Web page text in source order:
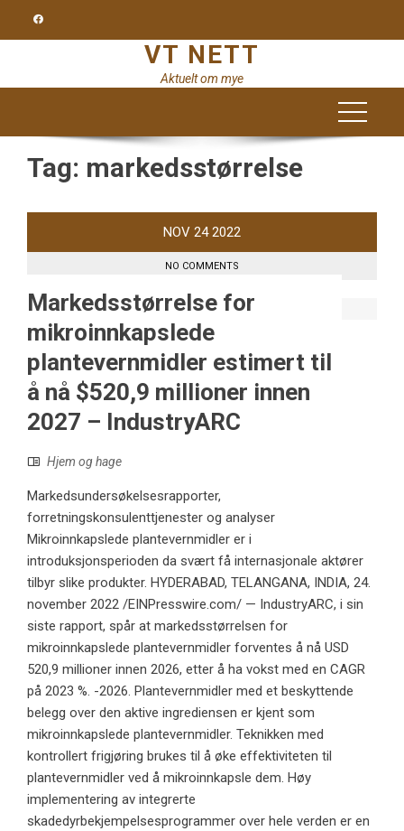
VT NETT
Aktuelt om mye
Tag: markedsstørrelse
NOV 24 2022
NO COMMENTS
Markedsstørrelse for
mikroinnkapslede
plantevernmidler estimert til
å nå $520,9 millioner innen
2027 – IndustryARC
Hjem og hage
Markedsundersøkelsesrapporter,
forretningskonsulenttjenester og analyser
Mikroinnkapslede plantevernmidler er i
introduksjonsperioden da svært få internasjonale aktører
tilbyr slike produkter. HYDERABAD, TELANGANA, INDIA, 24.
november 2022 /EINPresswire.com/ — IndustryARC, i sin
siste rapport, spår at markedsstørrelsen for
mikroinnkapslede plantevernmidler forventes å nå USD
520,9 millioner innen 2026, etter å ha vokst med en CAGR
på 2023 %. -2026. Plantevernmidler med et beskyttende
belegg over den aktive ingrediensen er kjent som
mikroinnkapslede plantevernmidler. Teknikken med
kontrollert frigjøring brukes til å øke effektiviteten til
plantevernmidler ved å mikroinnkapsle dem. Høy
implementering av integrerte
skadedyrbekjempelsesprogrammer over hele verden er en